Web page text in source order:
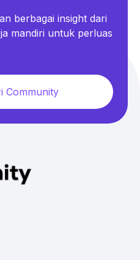
berbagai insight dari
mandiri untuk perluas
Community